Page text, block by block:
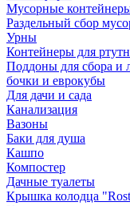
Мусорные
Раздельный сбор
Урны
Контейнеры для
Поддоны для сбора и
бочки и еврокубы
Для дачи и сада
Канализация
Вазоны
Баки для душа
Кашпо
Компостер
Дачные туалеты
Крышка колодца